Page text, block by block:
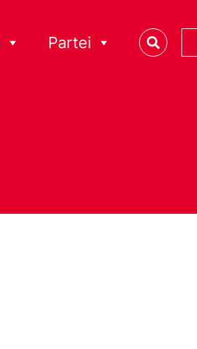
Partei